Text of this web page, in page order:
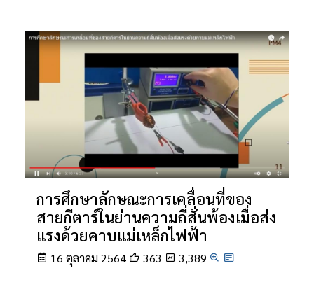
การศึกษาลักษณะการเคลื่อนที่ของ
สายกีตาร์ในย่านความถี่สั่นพ้องเมื่อส่ง
แรงด้วยคาบแม่เหล็กไฟฟ้า
16 ตุลาคม 2564 363 3,389